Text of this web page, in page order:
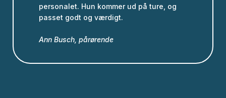
personalet. Hun kommer ud på ture, og
passet godt og værdigt.
Ann Busch, pårørende